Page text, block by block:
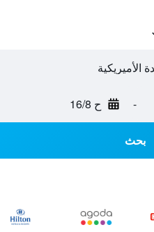
- ح 16/8
بحث